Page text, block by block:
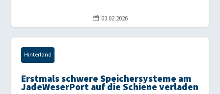
 03.02.2026
Hinterland
Erstmals schwere Speichersysteme am
JadeWeserPort auf die Schiene verladen